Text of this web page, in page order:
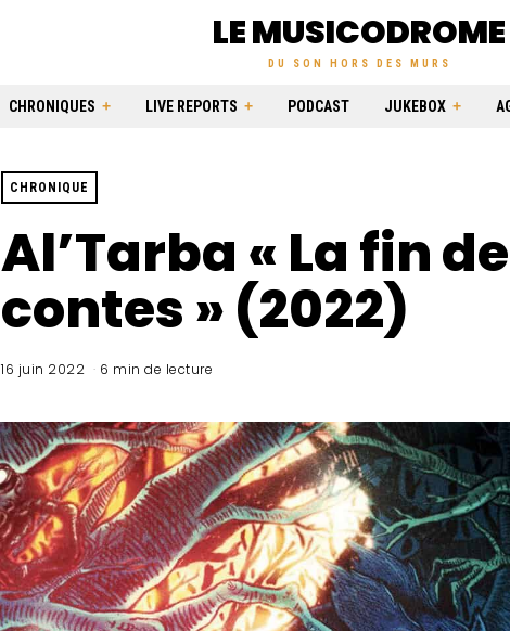
LE MUSICODROME
DU SON HORS DES MURS
CHRONIQUES LIVE REPORTS PODCAST JUKEBOX
CHRONIQUE
Al’Tarba « La fin
contes » (2022)
16 juin 2022 6 min de lecture